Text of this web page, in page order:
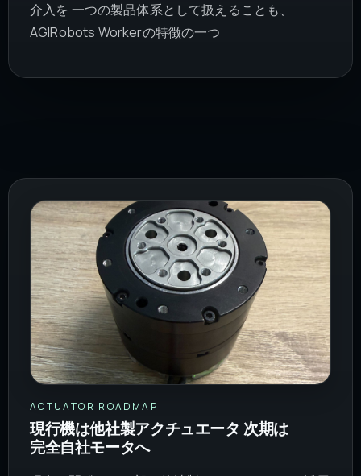
介入を 一つの製品体系として扱えることも、
AGIRobots Workerの特徴の一つ
ACTUATOR ROADMAP
現行機は他社製アクチュエータ 次期は
完全自社モータへ